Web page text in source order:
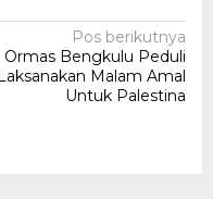
Pos berikutnya
Ormas Bengkulu Peduli
Malam Amal
Untuk Palestina